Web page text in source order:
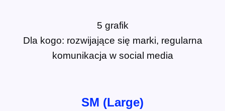
5 grafik
Dla kogo: rozwijające się marki, regularna
komunikacja w social media
SM (Large)